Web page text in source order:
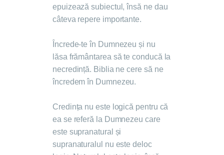
epuizează subiectul, însă ne dau
câteva repere importante.
Încrede-te în Dumnezeu și nu
lăsa frământarea să te conducă la
necredință. Biblia ne cere să ne
încredem în Dumnezeu.
Credința nu este logică pentru că
ea se referă la Dumnezeu care
este supranatural și
supranaturalul nu este deloc